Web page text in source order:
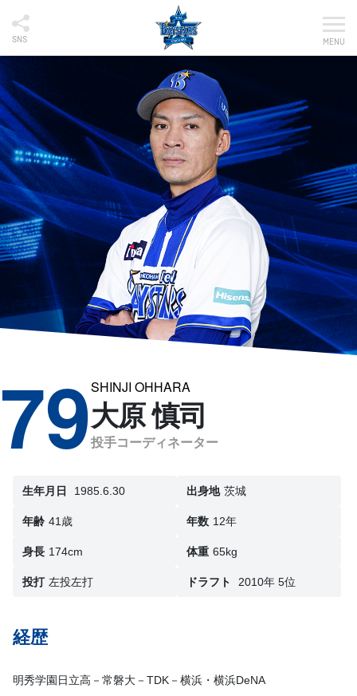
SNS MENU
79SHINJI OHHARA
大原 慎司
投手コーディネーター
生年月日 1985.6.30 出身地 茨城
年齢 41歳 年数 12年
身長 174cm 体重 65kg
投打 左投左打 ドラフト 2010年 5位
経歴
明秀学園日立高－常磐大－TDK－横浜・横浜DeNA